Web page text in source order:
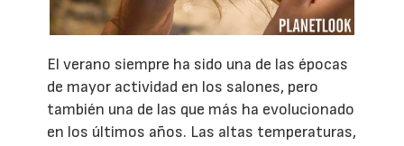
El verano siempre ha sido una de las épocas
de mayor actividad en los salones, pero
también una de las que más ha evolucionado
en los últimos años. Las altas temperaturas,